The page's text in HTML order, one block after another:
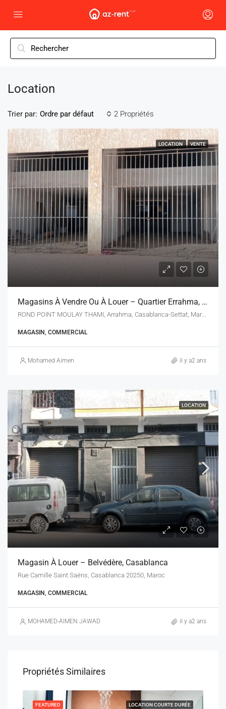
Location
2 Propriétés
Trier par: Ordre par défaut
LOCATION VENTE
Magasins À Vendre Ou À Louer – Quartier Errahma, Casablanca
MAGASIN, COMMERCIAL
Mohamed Aimen il y a2 ans
LOCATION
Magasin À Louer – Belvédère, Casablanca
Rue Camille Saint Saëns, Casablanca 20250, Maroc
MAGASIN, COMMERCIAL
MOHAMED-AIMEN JAWAD il y a2 ans
Propriétés Similaires
LOCATION COURTE DURÉE
FEATURED